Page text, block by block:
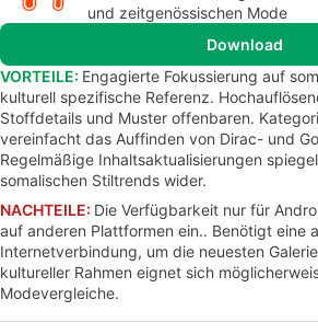
und zeitgenössischen Mode
Download
VORTEILE: Engagierte Fokussierung auf
kulturell spezifische Referenz.
Stoffdetails und Muster offenbaren.
vereinfacht das Auffinden von Dirac- und
Regelmäßige Inhaltsaktualisierungen
somalischen Stiltrends wider.
NACHTEILE: Die Verfügbarkeit nur für
auf anderen Plattformen ein.. Benötigt eine
Internetverbindung, um die neuesten
kultureller Rahmen eignet sich
Modevergleiche.